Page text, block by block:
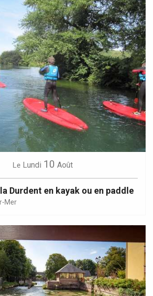
Le Lundi 10 Août
Durdent en kayak ou en paddle
Mer